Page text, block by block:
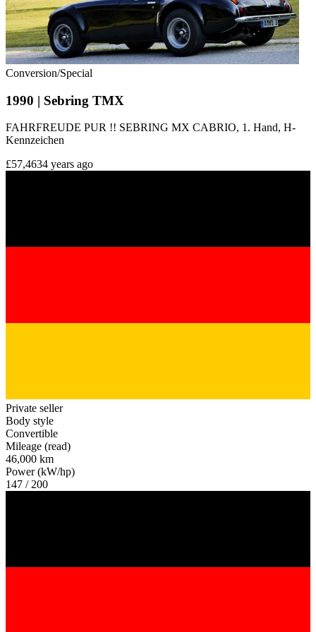
Conversion/Special
1990 | Sebring TMX
FAHRFREUDE PUR !! SEBRING MX CABRIO, 1. Hand, H-
Kennzeichen
£57,4634 years ago
Private seller
Body style
Convertible
Mileage (read)
46,000 km
Power (kW/hp)
147 / 200